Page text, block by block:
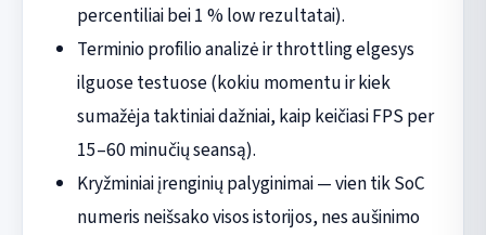
percentiliai bei 1 % low rezultatai).
Terminio profilio analizė ir throttling elgesys
ilguose testuose (kokiu momentu ir kiek
sumažėja taktiniai dažniai, kaip keičiasi FPS per
15–60 minučių seansą).
Kryžminiai įrenginių palyginimai — vien tik SoC
numeris neišsako visos istorijos, nes aušinimo